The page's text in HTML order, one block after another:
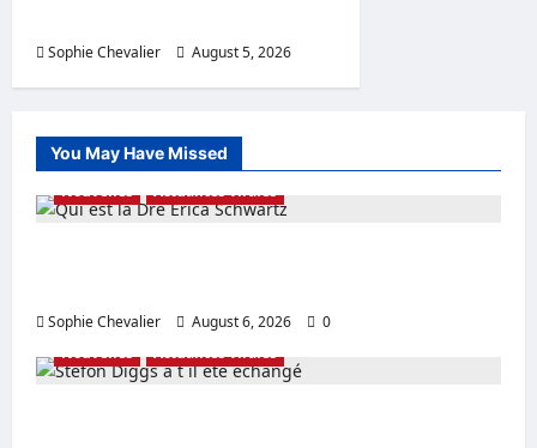
Sophie Chevalier August 5, 2026
You May Have Missed
Nouvelles
Actualités virales
Sophie Chevalier August 6, 2026
0
Nouvelles
Actualités virales